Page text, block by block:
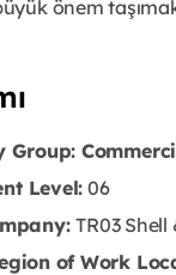
önem
Group:
Level: 06
TR03 Shell
of Work